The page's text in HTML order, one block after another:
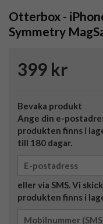
Otterbox -
Symmetry
399 kr
Bevaka produkt
Ange din e-
produkten finns i
till 180 dagar.
eller via SMS. Vi
produkten finns i